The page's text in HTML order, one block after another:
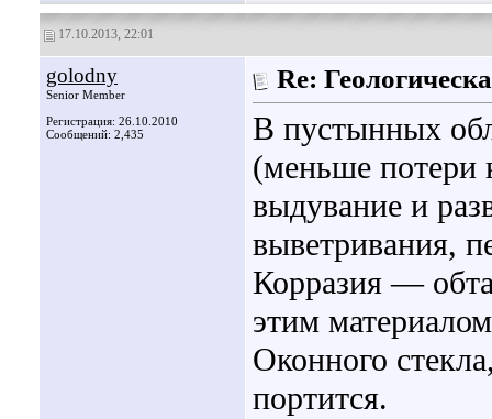
17.10.2013, 22:01
golodny
Senior Member
Регистрация: 26.10.2010
Сообщений: 2,435
Re:
В пустынных
(меньше потери
выдувание и
выветривания,
Корразия —
этим
Оконного
портится.